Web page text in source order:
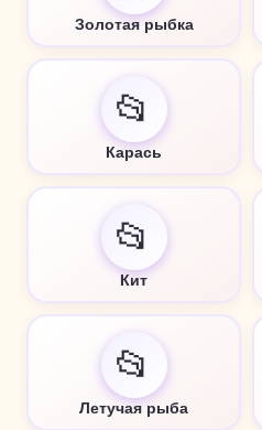
Золотая рыбка
📂
Карась
📂
Кит
📂
Летучая рыба